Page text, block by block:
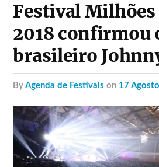
Festival Milhões
2018 confirmou
brasileiro
byAgenda de Festivais on 17